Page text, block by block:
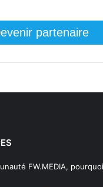
partenaire
FW.MEDIA,